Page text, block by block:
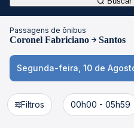
Passagens de ônibus
Coronel Fabriciano Santos
Segunda-feira, 10 de
Filtros 00h00 - 05h59